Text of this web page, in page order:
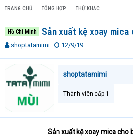
TRANG CHỦ TỔNG HỢP THỨ KHÁC
Hồ Chí Minh Sản xuất kệ xoay mica
T
a
d
a
shoptatamimi
N
12/9/19
shoptatamimi
Thành viên cấp 1
Sản xuất kệ xoay mica cho